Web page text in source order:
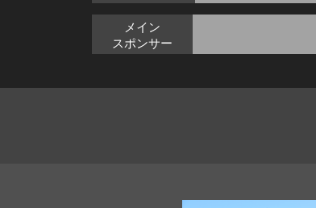
メイン
スポンサー